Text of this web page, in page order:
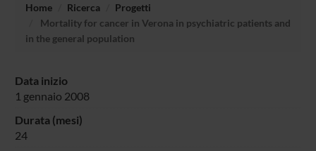
Home Ricerca
Progetti
Mortality for cancer in Verona in psychiatric patients and
in the general population
Data inizio
1 gennaio 2008
Durata (mesi)
24